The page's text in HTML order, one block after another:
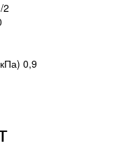
2
0,9